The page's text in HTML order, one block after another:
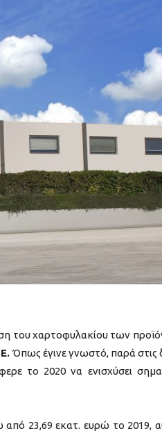
του χαρτοφυλακίου των
Όπως έγινε γνωστό, παρά στις
το 2020 να ενισχύσει
από 23,69 εκατ. ευρώ το 2019,